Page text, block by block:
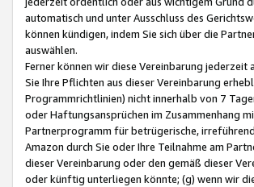
automatisch und unter Ausschluss des
können kündigen, indem Sie sich über die
auswählen.
Ferner können wir diese Vereinbarung
Sie Ihre Pflichten aus dieser Vereinbarung
Programmrichtlinien) nicht innerhalb von 7
oder Haftungsansprüchen im Zusammenhang
Partnerprogramm für betrügerische,
Amazon durch Sie oder Ihre Teilnahme am
dieser Vereinbarung oder den gemäß dieser
oder künftig unterliegen könnte; (g) wenn wir